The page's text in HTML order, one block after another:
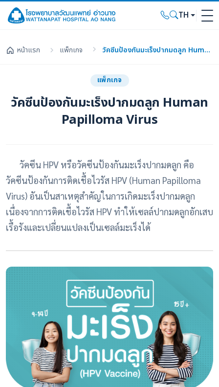
TH
หน้าแรก แพ็กเกจ วัคซีนป้องกันมะเร็งปากมดลูก Human Papilloma Virus
แพ็กเกจ
วัคซีนป้องกันมะเร็งปากมดลูก Human
Papilloma Virus
วัคซีน HPV หรือวัคซีนป้องกันมะเร็งปากมดลูก คือ
วัคซีนป้องกันการติดเชื้อไวรัส HPV (Human Papilloma
Virus) อันเป็นสาเหตุสำคัญในการเกิดมะเร็งปากมดลูก
เนื่องจากการติดเชื้อไวรัส HPV ทำให้เซลล์ปากมดลูกอักเสบ
เรื้อรังและเปลี่ยนแปลงเป็นเซลล์มะเร็งได้